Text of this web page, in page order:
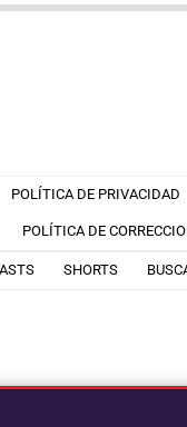
POLÍTICA DE PRIVACIDAD
POLÍTICA DE
SHORTS